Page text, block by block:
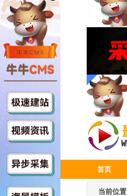
首页
当前位置